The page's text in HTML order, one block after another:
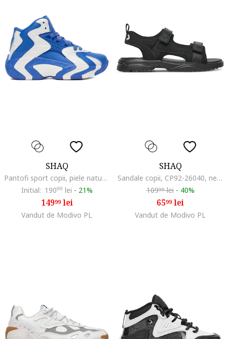
SHAQ
Pantofi sport copii, piele naturala, albastru/alb, talpa groasa
Initial: 19099 lei - 21%
14999lei
Vandut de Modivo PL
SHAQ
Sandale copii, CP92-26040, negru, textil
10999lei - 40%
6599lei
Vandut de Modivo PL